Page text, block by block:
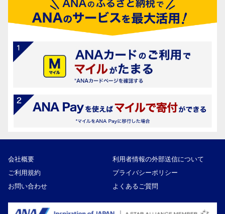
会社概要
利用者情報の外部送信について
ご利用規約
プライバシーポリシー
お問い合わせ
よくあるご質問